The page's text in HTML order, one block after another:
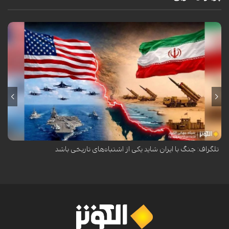
روزنامه دیلی تلگراف در تحلیلی هشدار داده است که جنگ آمریکا و اسرائیل
علیه ایران ممکن است به یکی از اشتباهات تاریخی تبدیل شود.
تلگراف: جنگ با ایران شاید یکی از اشتباه‌های تاریخی باشد